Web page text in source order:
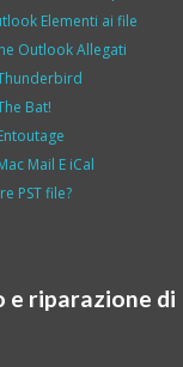
Elementi ai file
OutlookAllegati
Bat!
Mail E iCal
PSTfile?
e riparazione di